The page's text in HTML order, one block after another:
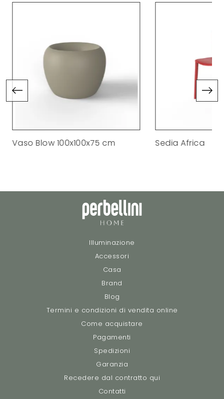
Vaso Blow 100x100x75 cm Sedia Africa
Illuminazione
Accessori
Casa
Brand
Blog
Termini e condizioni di vendita online
Come acquistare
Pagamenti
Spedizioni
Garanzia
Recedere dal contratto qui
Contatti